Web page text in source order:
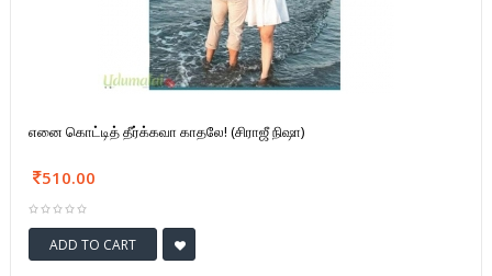
எனை கொட்டித் தீர்க்கவா காதலே! (சிராஜீ நிஷா)
510.00
ADD TO CART